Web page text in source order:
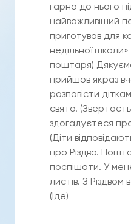
гарно до нього
найважливіший
приготував для
недільної
поштаря)
прийшов якраз
розповісти
свято.
здогадуєтеся
(Діти
про Різдво.
поспішати. У
листів. З
(Іде)